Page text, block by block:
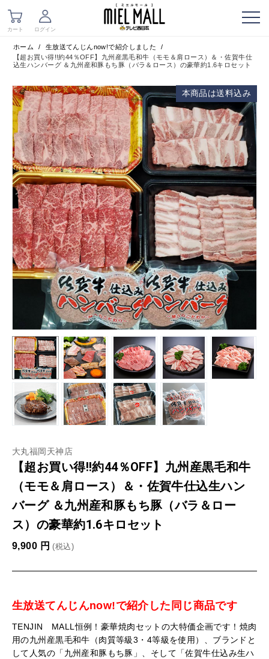
ホーム / 生放送てんじんnow!で紹介しました
/
【超お買い得!!約44％OFF】九州産黒毛和牛（モモ＆肩ロース）＆・佐賀牛仕
込生ハンバーグ ＆九州産和豚もち豚（バラ＆ロース）の豪華約1.6キロセット
本商品は送料込み
大丸福岡天神店
【超お買い得!!約44％OFF】九州産黒毛和牛
（モモ＆肩ロース）＆・佐賀牛仕込生ハン
バーグ ＆九州産和豚もち豚（バラ＆ロー
ス）の豪華約1.6キロセット
9,900 円 (税込)
生放送てんじんnow!で紹介した同じ商品です
TENJIN MALL恒例！豪華焼肉セットの大特価企画です！焼肉
用の九州産黒毛和牛（肉質等級3・4等級を使用）、ブランドと
して人気の「九州産和豚もち豚」、そして「佐賀牛仕込み生ハ